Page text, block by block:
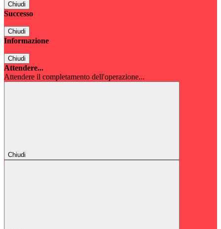
Chiudi
Successo
Chiudi
Informazione
Chiudi
Attendere...
Attendere il completamento dell'operazione...
Chiudi